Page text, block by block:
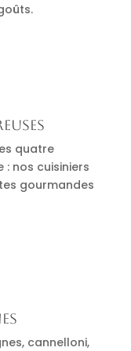
quatre
nos cuisiniers
gourmandes
cannelloni,